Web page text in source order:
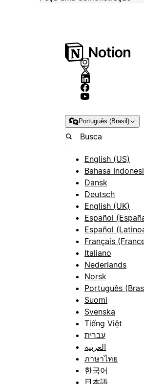
Português (Brasil)
English (US)
Bahasa
Dansk
Deutsch
English (UK)
Español
Español
Français
Italiano
Nederlands
Norsk
Português
Suomi
Svenska
Tiếng Việt
עברית
العربية
ภาษาไทย
한국어